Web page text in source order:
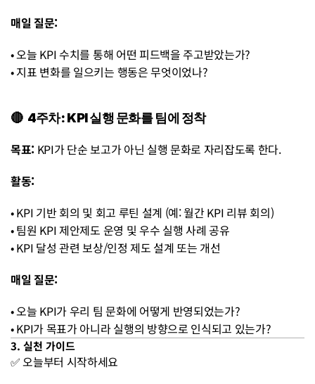
매일 질문:
• 오늘 KPI 수치를 통해 어떤 피드백을 주고받았는가?
• 지표 변화를 일으키는 행동은 무엇이었나?
🔴  4주차: KPI 실행 문화를 팀에 정착
목표: KPI가 단순 보고가 아닌 실행 문화로 자리잡도록 한다.
활동:
• KPI 기반 회의 및 회고 루틴 설계 (예: 월간 KPI 리뷰 회의)
• 팀원 KPI 제안제도 운영 및 우수 실행 사례 공유
• KPI 달성 관련 보상/인정 제도 설계 또는 개선
매일 질문:
• 오늘 KPI가 우리 팀 문화에 어떻게 반영되었는가?
• KPI가 목표가 아니라 실행의 방향으로 인식되고 있는가?
3. 실천 가이드
✅ 오늘부터 시작하세요